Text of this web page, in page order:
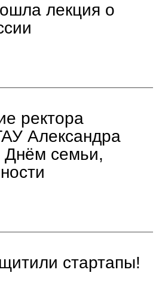
лекция о
ректора
Александра
Днём семьи,
стартапы!